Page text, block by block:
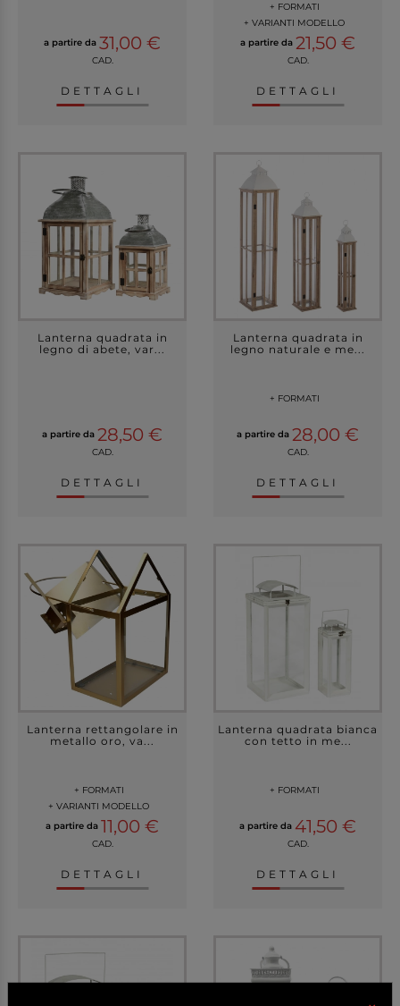
a partire da 31,00 €
CAD.
DETTAGLI
+ FORMATI
+ VARIANTI MODELLO
a partire da 21,50 €
CAD.
DETTAGLI
Lanterna quadrata in
legno di abete, var...
a partire da 28,50 €
CAD.
DETTAGLI
Lanterna quadrata in
legno naturale e me...
+ FORMATI
a partire da 28,00 €
CAD.
DETTAGLI
Lanterna rettangolare in
metallo oro, va...
+ FORMATI
+ VARIANTI MODELLO
a partire da 11,00 €
CAD.
DETTAGLI
Lanterna quadrata bianca
con tetto in me...
+ FORMATI
a partire da 41,50 €
CAD.
DETTAGLI